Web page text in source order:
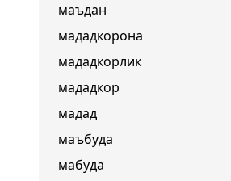
маъдан
мададкорона
мададкорлик
мададкор
мадад
маъбуда
мабуда